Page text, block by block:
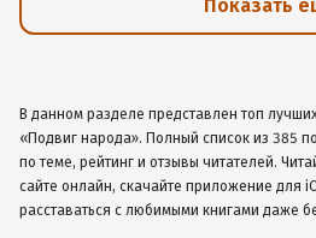
Показать
В данном разделе представлен топ
«Подвиг народа». Полный список из 385
по теме, рейтинг и отзывы читателей.
сайте онлайн, скачайте приложение для
расставаться с любимыми книгами даже